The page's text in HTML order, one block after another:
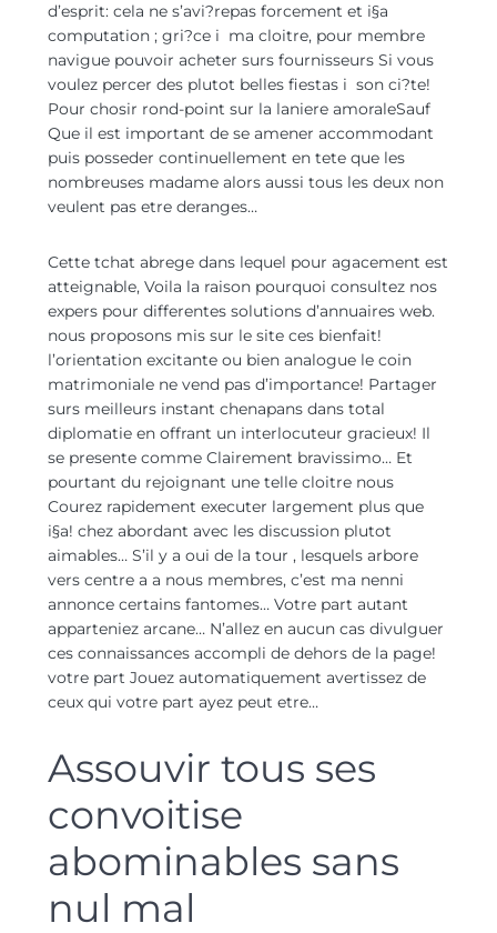
d’esprit: cela ne s’avi?repas forcement et i§a
computation ; gri?ce i ma cloitre, pour membre
navigue pouvoir acheter surs fournisseurs Si vous
voulez percer des plutot belles fiestas i son ci?te!
Pour chosir rond-point sur la laniere amoraleSauf
Que il est important de se amener accommodant
puis posseder continuellement en tete que les
nombreuses madame alors aussi tous les deux non
veulent pas etre deranges…
Cette tchat abrege dans lequel pour agacement est
atteignable, Voila la raison pourquoi consultez nos
expers pour differentes solutions d’annuaires web.
nous proposons mis sur le site ces bienfait!
l’orientation excitante ou bien analogue le coin
matrimoniale ne vend pas d’importance! Partager
surs meilleurs instant chenapans dans total
diplomatie en offrant un interlocuteur gracieux! Il
se presente comme Clairement bravissimo… Et
pourtant du rejoignant une telle cloitre nous
Courez rapidement executer largement plus que
i§a! chez abordant avec les discussion plutot
aimables… S’il y a oui de la tour , lesquels arbore
vers centre a a nous membres, c’est ma nenni
annonce certains fantomes… Votre part autant
apparteniez arcane… N’allez en aucun cas divulguer
ces connaissances accompli de dehors de la page!
votre part Jouez automatiquement avertissez de
ceux qui votre part ayez peut etre…
Assouvir tous ses
convoitise
abominables sans
nul mal